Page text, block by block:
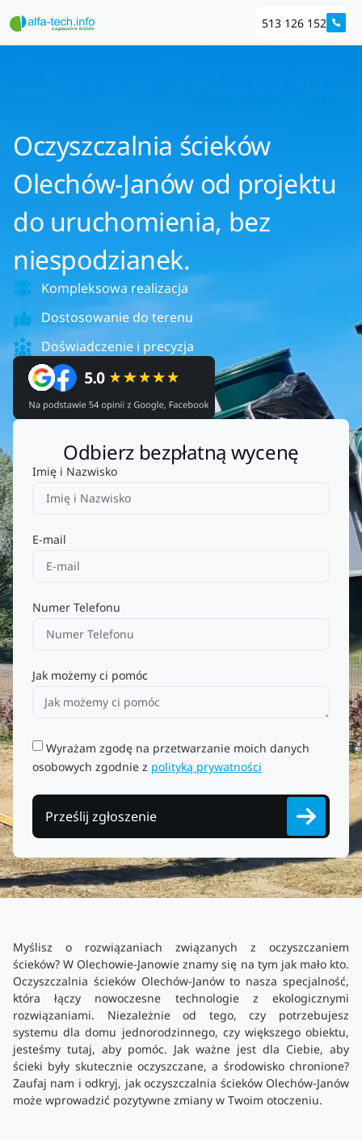
513 126 152
Oczyszczalnia ścieków
Olechów-Janów od projektu
do uruchomienia, bez
niespodzianek.
Kompleksowa realizacja
Dostosowanie do terenu
Doświadczenie i precyzja
Odbierz bezpłatną wycenę
Imię i Nazwisko
E-mail
Numer Telefonu
Jak możemy ci pomóc
Wyrażam zgodę na przetwarzanie moich danych
osobowych zgodnie z polityką prywatności
Prześlij zgłoszenie
Myślisz o rozwiązaniach związanych z oczyszczaniem
ścieków? W Olechowie-Janowie znamy się na tym jak mało kto.
Oczyszczalnia ścieków Olechów-Janów to nasza specjalność,
która łączy nowoczesne technologie z ekologicznymi
rozwiązaniami. Niezależnie od tego, czy potrzebujesz
systemu dla domu jednorodzinnego, czy większego obiektu,
jesteśmy tutaj, aby pomóc. Jak ważne jest dla Ciebie, aby
ścieki były skutecznie oczyszczane, a środowisko chronione?
Zaufaj nam i odkryj, jak oczyszczalnia ścieków Olechów-Janów
może wprowadzić pozytywne zmiany w Twoim otoczeniu.